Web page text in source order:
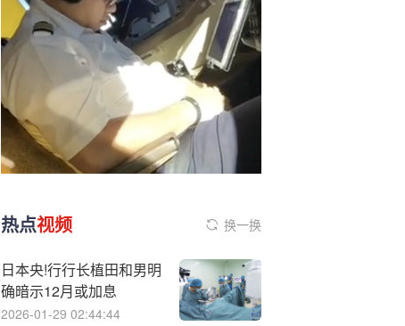
热点视频 换一换
日本央!行行长植田和男明
确暗示12月或加息
2026-01-29 02:44:44